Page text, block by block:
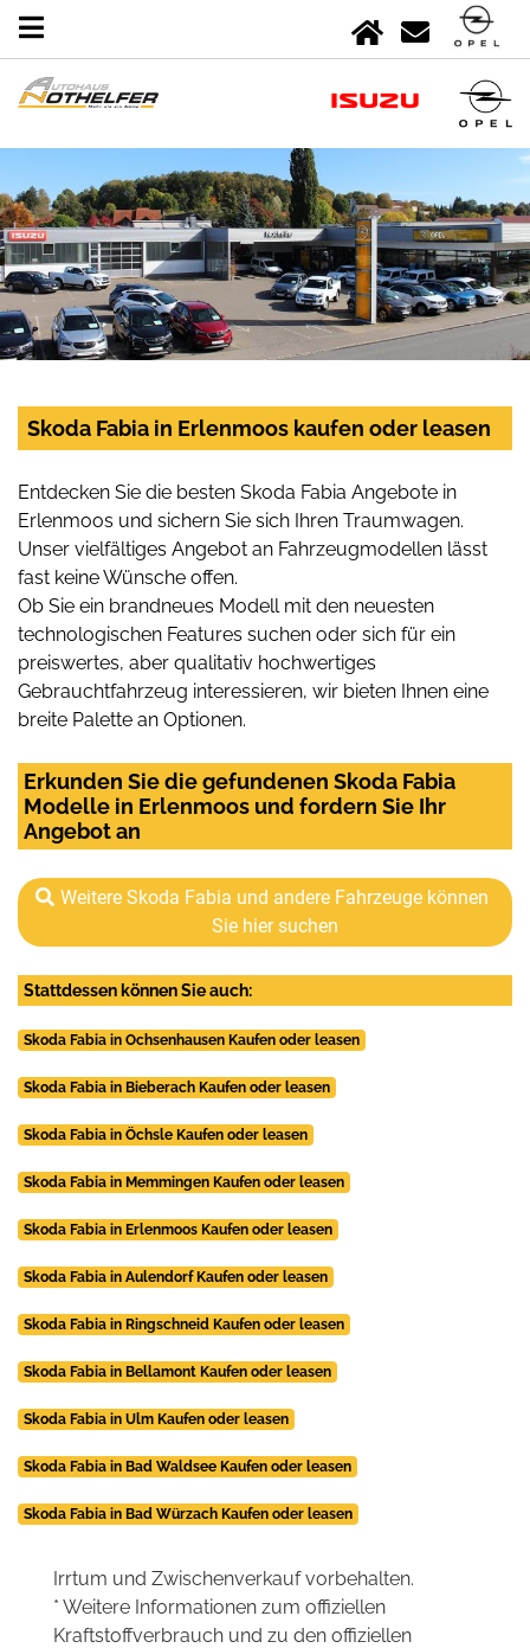
Skoda Fabia in Erlenmoos kaufen oder leasen
Entdecken Sie die besten Skoda Fabia Angebote in
Erlenmoos und sichern Sie sich Ihren Traumwagen.
Unser vielfältiges Angebot an Fahrzeugmodellen lässt
fast keine Wünsche offen.
Ob Sie ein brandneues Modell mit den neuesten
technologischen Features suchen oder sich für ein
preiswertes, aber qualitativ hochwertiges
Gebrauchtfahrzeug interessieren, wir bieten Ihnen eine
breite Palette an Optionen.
Erkunden Sie die gefundenen Skoda Fabia
Modelle in Erlenmoos und fordern Sie Ihr
Angebot an
Weitere Skoda Fabia und andere Fahrzeuge können
Sie hier suchen
Stattdessen können Sie auch:
Skoda Fabia in Ochsenhausen Kaufen oder leasen
Skoda Fabia in Bieberach Kaufen oder leasen
Skoda Fabia in Öchsle Kaufen oder leasen
Skoda Fabia in Memmingen Kaufen oder leasen
Skoda Fabia in Erlenmoos Kaufen oder leasen
Skoda Fabia in Aulendorf Kaufen oder leasen
Skoda Fabia in Ringschneid Kaufen oder leasen
Skoda Fabia in Bellamont Kaufen oder leasen
Skoda Fabia in Ulm Kaufen oder leasen
Skoda Fabia in Bad Waldsee Kaufen oder leasen
Skoda Fabia in Bad Würzach Kaufen oder leasen
Irrtum und Zwischenverkauf vorbehalten.
* Weitere Informationen zum offiziellen
Kraftstoffverbrauch und zu den offiziellen